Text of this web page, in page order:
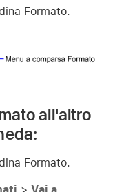
Formato.
all'altro
Formato.